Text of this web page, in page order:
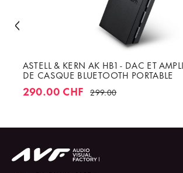
ASTELL & KERN AK HB1 - DAC ET
DE CASQUE BLUETOOTH PORTABLE
290.00 CHF 299.00